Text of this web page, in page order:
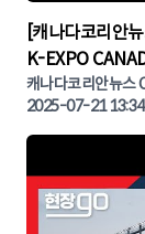
▶
[캐나다코리안
K-EXPO
나다뉴스 | 토론
캐나다코리안뉴스
2025-07-21